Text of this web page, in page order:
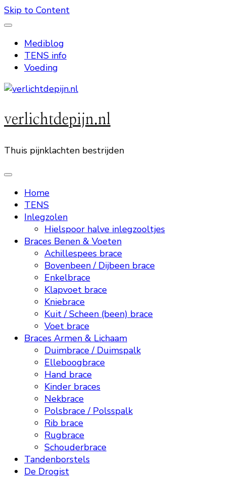
Skip to Content
Mediblog
TENS info
Voeding
verlichtdepijn.nl
Thuis pijnklachten bestrijden
Home
TENS
Inlegzolen
Hielspoor halve inlegzooltjes
Braces Benen & Voeten
Achillespees brace
Bovenbeen / Dijbeen brace
Enkelbrace
Klapvoet brace
Kniebrace
Kuit / Scheen (been) brace
Voet brace
Braces Armen & Lichaam
Duimbrace / Duimspalk
Elleboogbrace
Hand brace
Kinder braces
Nekbrace
Polsbrace / Polsspalk
Rib brace
Rugbrace
Schouderbrace
Tandenborstels
De Drogist